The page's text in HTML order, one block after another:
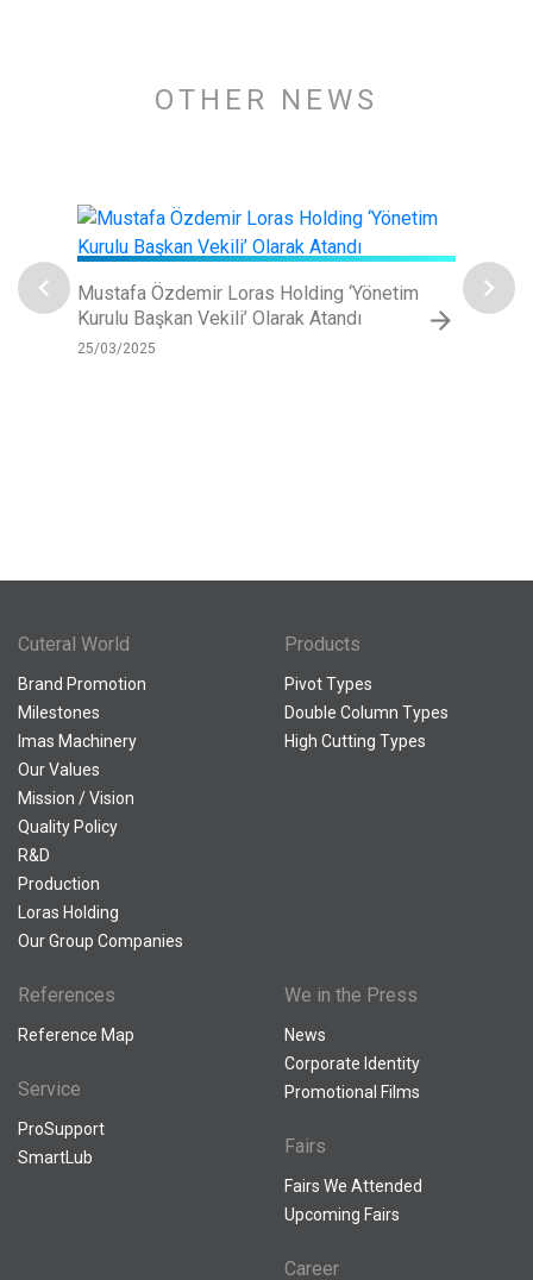
OTHER NEWS
Mustafa Özdemir Loras Holding ‘Yönetim
Kurulu Başkan Vekili’ Olarak Atandı
25/03/2025
arrow_forward
chevron_left chevron_right
Cuteral World
Brand Promotion
Milestones
Imas Machinery
Our Values
Mission / Vision
Quality Policy
R&D
Production
Loras Holding
Our Group Companies
Products
Pivot Types
Double Column Types
High Cutting Types
References
Reference Map
Service
ProSupport
SmartLub
We in the Press
News
Corporate Identity
Promotional Films
Fairs
Fairs We Attended
Upcoming Fairs
Career